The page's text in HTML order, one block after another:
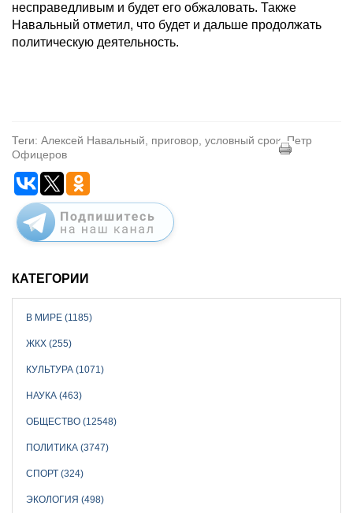
несправедливым и будет его обжаловать. Также
Навальный отметил, что будет и дальше продолжать
политическую деятельность.
Теги: Алексей Навальный, приговор, условный срок, Петр
Офицеров
КАТЕГОРИИ
В МИРЕ (1185)
ЖКХ (255)
КУЛЬТУРА (1071)
НАУКА (463)
ОБЩЕСТВО (12548)
ПОЛИТИКА (3747)
СПОРТ (324)
ЭКОЛОГИЯ (498)